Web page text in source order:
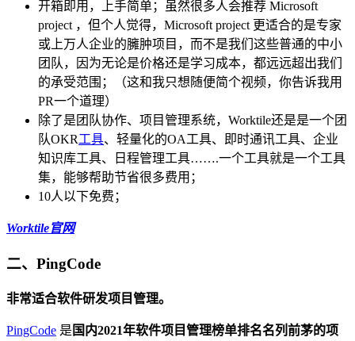
开箱即用，上手简单；虽然很多人会推荐 Microsoft
project ，但个人觉得，Microsoft project 更适合的是专家
或上万人企业的臃肿项目，而不是我们这些普通的中小
团队，因为无论是价格还是学习成本，都远远超出我们
的承受范围；（这和我只想随便简个视频，你告诉我用
PR一个道理）
除了是团队协作、项目管理系统，Worktile还是是一个团
队OKR工具、轻量化的OA工具、即时通讯工具、企业
知识库工具、日程管理工具…….一个工具就是一个工具
集，能够帮助节省很多费用；
10人以下免费；
Worktile官网
二、PingCode
非常适合软件研发项目管理。
PingCode 是 国内2021年软件项目管理榜单排名名列前茅的项